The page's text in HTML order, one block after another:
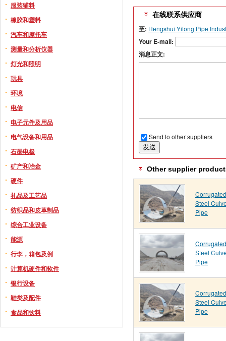
服装辅料
橡胶和塑料
汽车和摩托车
测量和分析仪器
灯光和照明
玩具
环境
电信
电子元件及用品
电气设备和用品
石墨电极
矿产和冶金
硬件
礼品及工艺品
纺织品和皮革制品
综合工业设备
能源
行李，箱包及例
计算机硬件和软件
银行设备
鞋类及配件
食品和饮料
在线联系供应商
至: Hengshui Yitong Pipe
Your E-mail:
消息正文:
Send to other suppliers
Other supplier
Corrugated
Steel
Pipe
Corrugated
Steel
Pipe
Corrugated
Steel
Pipe